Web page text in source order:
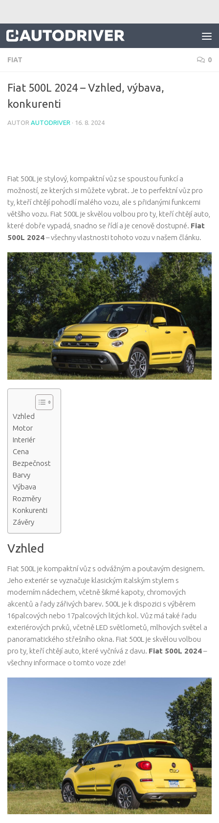
FIAT 0
Fiat 500L 2024 – Vzhled, výbava,
konkurenti
AUTOR AUTODRIVER · 16. 8. 2024
Fiat 500L je stylový, kompaktní vůz se spoustou funkcí a
možností, ze kterých si můžete vybrat. Je to perfektní vůz pro
ty, kteří chtějí pohodlí malého vozu, ale s přidanými funkcemi
většího vozu. Fiat 500L je skvělou volbou pro ty, kteří chtějí auto,
které dobře vypadá, snadno se řídí a je cenově dostupné. Fiat
500L 2024– všechny vlastnosti tohoto vozu v našem článku.
Vzhled
Motor
Interiér
Cena
Bezpečnost
Barvy
Výbava
Rozměry
Konkurenti
Závěry
Vzhled
Fiat 500L je kompaktní vůz s odvážným a poutavým designem.
Jeho exteriér se vyznačuje klasickým italským stylem s
moderním nádechem, včetně šikmé kapoty, chromových
akcentů a řady zářivých barev. 500L je k dispozici s výběrem
16palcových nebo 17palcových litých kol. Vůz má také řadu
exteriérových prvků, včetně LED světlometů, mlhových světel a
panoramatického střešního okna. Fiat 500L je skvělou volbou
pro ty, kteří chtějí auto, které vyčnívá z davu. Fiat 500L 2024–
všechny informace o tomto voze zde!